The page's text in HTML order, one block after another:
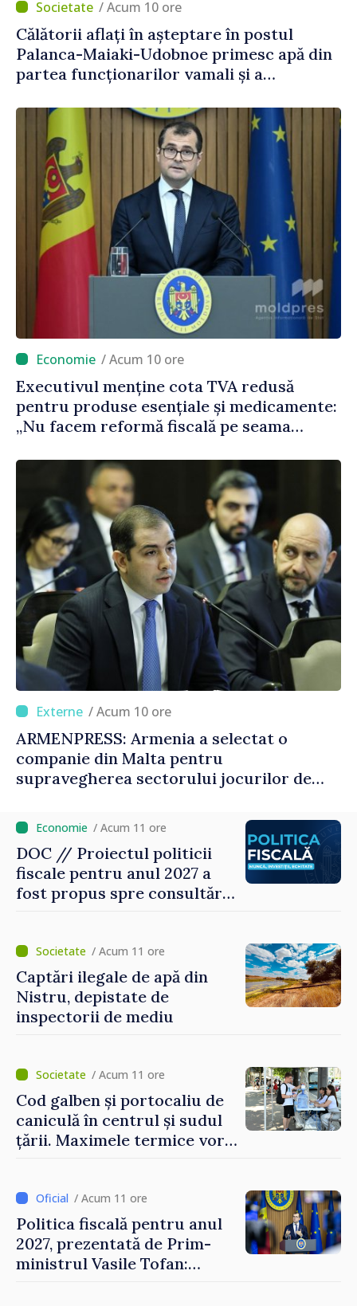
/ Acum 10 ore
Călătorii aflați în așteptare în postul
Palanca-Maiaki-Udobnoe primesc apă din
partea funcționarilor vamali și a
/ Acum 10 ore
Executivul menține cota TVA redusă
pentru produse esențiale și medicamente:
„Nu facem reformă fiscală pe seama
/ Acum 10 ore
ARMENPRESS: Armenia a selectat o
companie din Malta pentru
supravegherea sectorului jocurilor de
/ Acum 11 ore
DOC // Proiectul politicii
fiscale pentru anul 2027 a
fost propus spre consultări
/ Acum 11 ore
Captări ilegale de apă din
Nistru, depistate de
inspectorii de mediu
/ Acum 11 ore
Cod galben și portocaliu de
caniculă în centrul și sudul
țării. Maximele termice vor
/ Acum 11 ore
Politica fiscală pentru anul
2027, prezentată de Prim-
ministrul Vasile Tofan: